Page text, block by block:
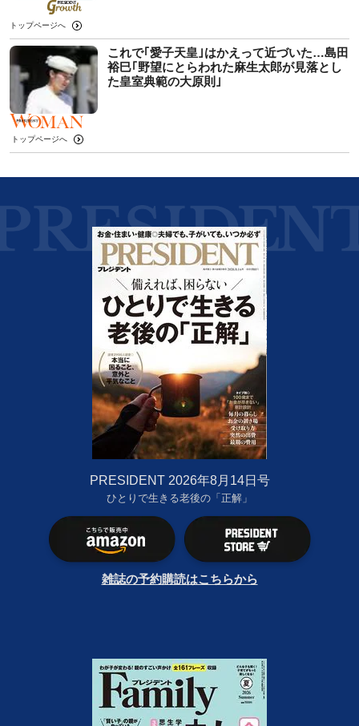
トップページへ
これで｢愛子天皇｣はかえって近づいた…島田
裕巳｢野望にとらわれた麻生太郎が見落とし
た皇室典範の大原則｣
トップページへ
PRESIDENT 2026年8月14日号
ひとりで生きる老後の「正解」
雑誌の予約購読はこちらから